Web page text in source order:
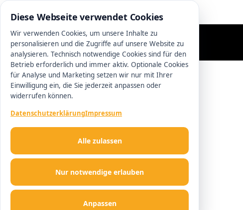
0511 13221100
Diese Webseite verwendet Cookies
Wir verwenden Cookies, um unsere Inhalte zu
personalisieren und die Zugriffe auf unsere Website zu
analysieren. Technisch notwendige Cookies sind für den
Betrieb erforderlich und immer aktiv. Optionale Cookies
für Analyse und Marketing setzen wir nur mit Ihrer
Einwilligung ein, die Sie jederzeit anpassen oder
widerrufen können.
DatenschutzerklärungImpressum
Nur notwendige erlauben
Anpassen
Alle zulassen